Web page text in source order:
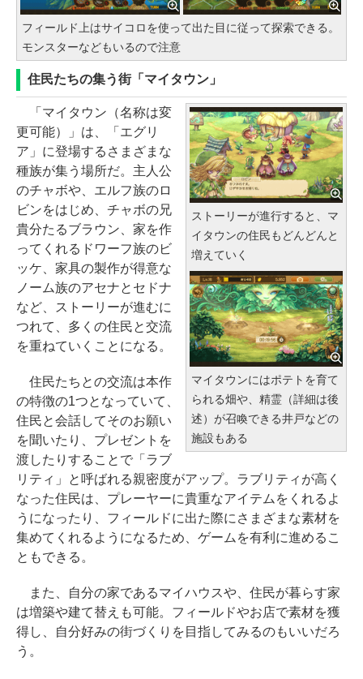
フィールド上はサイコロを使って出た目に従って探索できる。
モンスターなどもいるので注意
住民たちの集う街「マイタウン」
ストーリーが進行すると、マ
イタウンの住民もどんどんと
増えていく
マイタウンにはポテトを育て
られる畑や、精霊（詳細は後
述）が召喚できる井戸などの
施設もある
「マイタウン（名称は変
更可能）」は、「エグリ
ア」に登場するさまざまな
種族が集う場所だ。主人公
のチャボや、エルフ族のロ
ビンをはじめ、チャボの兄
貴分たるブラウン、家を作
ってくれるドワーフ族のビ
ッケ、家具の製作が得意な
ノーム族のアセナとセドナ
など、ストーリーが進むに
つれて、多くの住民と交流
を重ねていくことになる。
住民たちとの交流は本作
の特徴の1つとなっていて、
住民と会話してそのお願い
を聞いたり、プレゼントを
渡したりすることで「ラブ
リティ」と呼ばれる親密度がアップ。ラブリティが高く
なった住民は、プレーヤーに貴重なアイテムをくれるよ
うになったり、フィールドに出た際にさまざまな素材を
集めてくれるようになるため、ゲームを有利に進めるこ
ともできる。
また、自分の家であるマイハウスや、住民が暮らす家
は増築や建て替えも可能。フィールドやお店で素材を獲
得し、自分好みの街づくりを目指してみるのもいいだろ
う。